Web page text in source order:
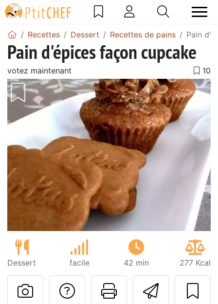
Recettes Dessert Recettes de pains Pain
Pain d'épices façon cupcake
votez maintenant
Dessert facile 42 min 277 Kcal
Imprimer
Poser une